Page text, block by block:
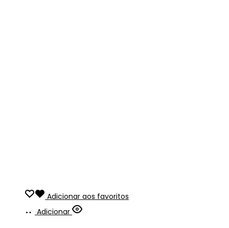
Adicionar aos favoritos
Adicionar